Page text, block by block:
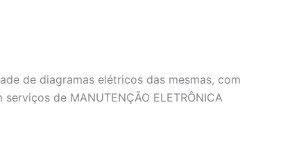
de diagramas elétricos das mesmas, com
de MANUTENÇĀO ELETRÔNICA